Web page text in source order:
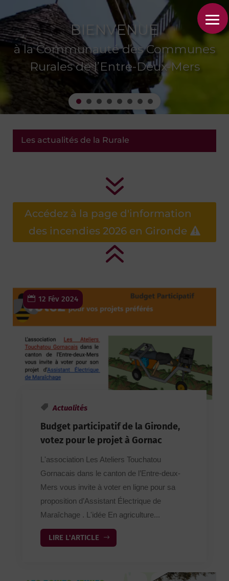
BIENVENUE
à la Communauté des Communes
Rurales de l’Entre-Deux-Mers
Les actualités de la Rurale
7
Accédez à la page d'information
des incendies 2026 en Gironde
6
12 Fév 2024
Actualités
Budget participatif de la Gironde,
votez pour le projet à Gornac
L'association Les Ateliers Touchatou
Gornacais dans le canton de l’Entre-deux-
Mers vous invite à voter en ligne pour sa
proposition d’Assistant Électrique de
Maraîchage . L'idée En agriculture...
LIRE L'ARTICLE